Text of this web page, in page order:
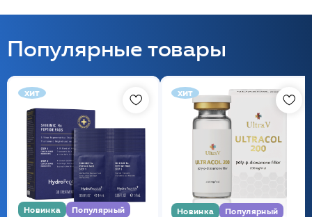
Популярные товары
хит
Новинка Популярный
хит
Новинка Популярный